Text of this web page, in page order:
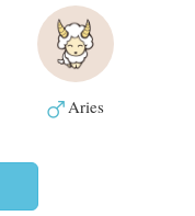
Aries